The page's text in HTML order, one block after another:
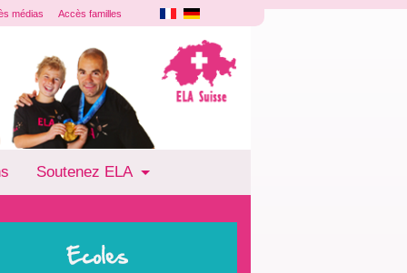
médias Accès familles
Soutenez ELA